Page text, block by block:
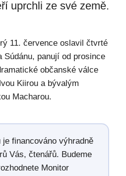
uprchli ze své země.
11. července oslavil čtvrté
panují od prosince
občanské válce
Kiirou a bývalým
Macharou.
financováno výhradně
Vás, čtenářů. Budeme
Monitor